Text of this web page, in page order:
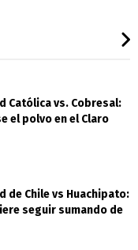
Católica vs. Cobresal:
el polvo en el Claro
de Chile vs Huachipato:
seguir sumando de